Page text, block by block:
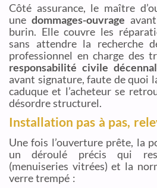
Côté assurance, le maître
unedommages-ouvrage
burin. Elle couvre les
sans attendre la recherche
professionnel en charge des
responsabilité civile
avant signature, faute de quoi
caduque et l’acheteur se
désordre structurel.
Installation pas à pas,
Une fois l’ouverture prête, la
un déroulé précis qui
(menuiseries vitrées) et la
verre trempé :